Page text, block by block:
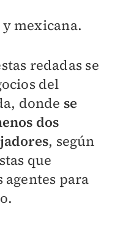
mexicana.
redadas se
del
donde se
dos
, según
que
agentes para